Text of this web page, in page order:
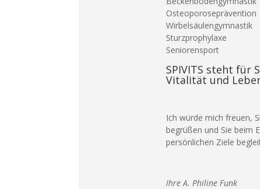
Osteoporoseprävention
Wirbelsäulengymnastik
Sturzprophylaxe
Seniorensport
SPIVITS steht für
Vitalität und
Ich würde mich freuen,
begrüßen und Sie beim
persönlichen Ziele
Ihre A. Philine Funk